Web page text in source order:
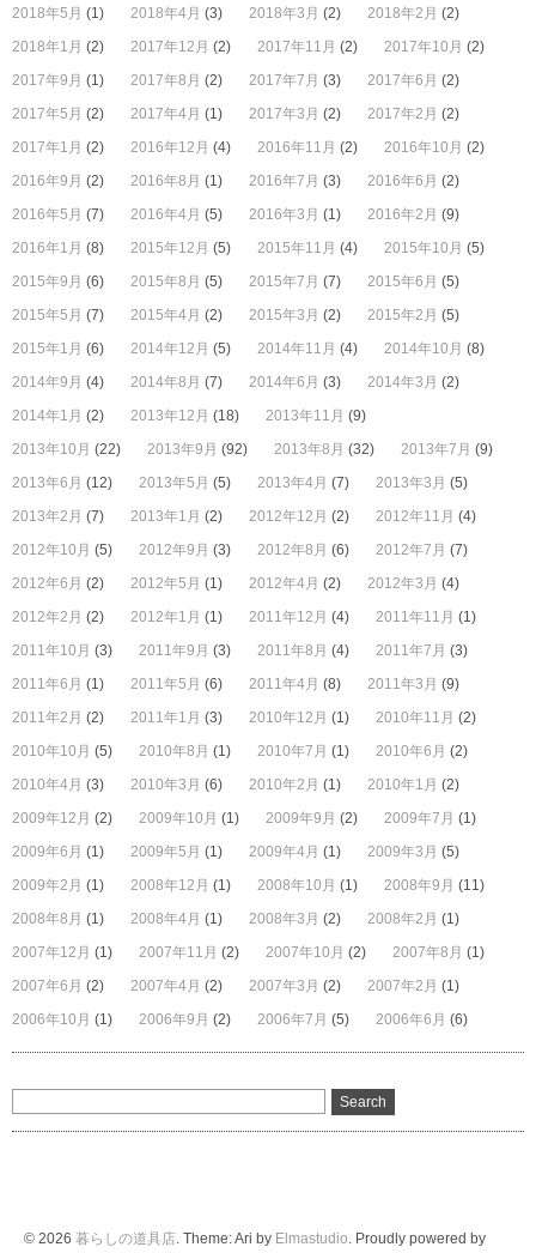
2018年5月 (1) 2018年4月 (3) 2018年3月 (2) 2018年2月 (2)
2018年1月 (2) 2017年12月 (2) 2017年11月 (2) 2017年10月 (2)
2017年9月 (1) 2017年8月 (2) 2017年7月 (3) 2017年6月 (2)
2017年5月 (2) 2017年4月 (1) 2017年3月 (2) 2017年2月 (2)
2017年1月 (2) 2016年12月 (4) 2016年11月 (2) 2016年10月 (2)
2016年9月 (2) 2016年8月 (1) 2016年7月 (3) 2016年6月 (2)
2016年5月 (7) 2016年4月 (5) 2016年3月 (1) 2016年2月 (9)
2016年1月 (8) 2015年12月 (5) 2015年11月 (4) 2015年10月 (5)
2015年9月 (6) 2015年8月 (5) 2015年7月 (7) 2015年6月 (5)
2015年5月 (7) 2015年4月 (2) 2015年3月 (2) 2015年2月 (5)
2015年1月 (6) 2014年12月 (5) 2014年11月 (4) 2014年10月 (8)
2014年9月 (4) 2014年8月 (7) 2014年6月 (3) 2014年3月 (2)
2014年1月 (2) 2013年12月 (18) 2013年11月 (9)
2013年10月 (22) 2013年9月 (92) 2013年8月 (32) 2013年7月 (9)
2013年6月 (12) 2013年5月 (5) 2013年4月 (7) 2013年3月 (5)
2013年2月 (7) 2013年1月 (2) 2012年12月 (2) 2012年11月 (4)
2012年10月 (5) 2012年9月 (3) 2012年8月 (6) 2012年7月 (7)
2012年6月 (2) 2012年5月 (1) 2012年4月 (2) 2012年3月 (4)
2012年2月 (2) 2012年1月 (1) 2011年12月 (4) 2011年11月 (1)
2011年10月 (3) 2011年9月 (3) 2011年8月 (4) 2011年7月 (3)
2011年6月 (1) 2011年5月 (6) 2011年4月 (8) 2011年3月 (9)
2011年2月 (2) 2011年1月 (3) 2010年12月 (1) 2010年11月 (2)
2010年10月 (5) 2010年8月 (1) 2010年7月 (1) 2010年6月 (2)
2010年4月 (3) 2010年3月 (6) 2010年2月 (1) 2010年1月 (2)
2009年12月 (2) 2009年10月 (1) 2009年9月 (2) 2009年7月 (1)
2009年6月 (1) 2009年5月 (1) 2009年4月 (1) 2009年3月 (5)
2009年2月 (1) 2008年12月 (1) 2008年10月 (1) 2008年9月 (11)
2008年8月 (1) 2008年4月 (1) 2008年3月 (2) 2008年2月 (1)
2007年12月 (1) 2007年11月 (2) 2007年10月 (2) 2007年8月 (1)
2007年6月 (2) 2007年4月 (2) 2007年3月 (2) 2007年2月 (1)
2006年10月 (1) 2006年9月 (2) 2006年7月 (5) 2006年6月 (6)
© 2026 暮らしの道具店. Theme: Ari by Elmastudio. Proudly powered by